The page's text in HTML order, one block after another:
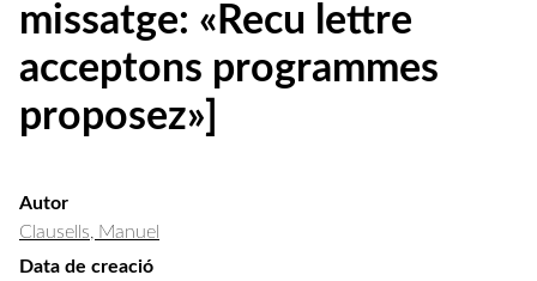
missatge: «Recu lettre
acceptons programmes
proposez»]
Autor
Clausells, Manuel
Data de creació